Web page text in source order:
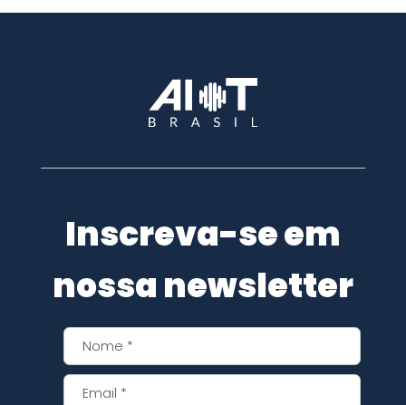
Inscreva-se em
nossa newsletter